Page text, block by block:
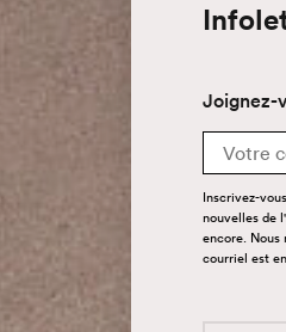
Joignez-
Email
Inscrivez-
nouvelles de
encore.
courriel est